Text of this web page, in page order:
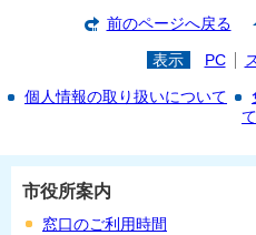
前のページへ戻る
表示 PC
個人情報の取り扱いについて
て
市役所案内
窓口のご利用時間